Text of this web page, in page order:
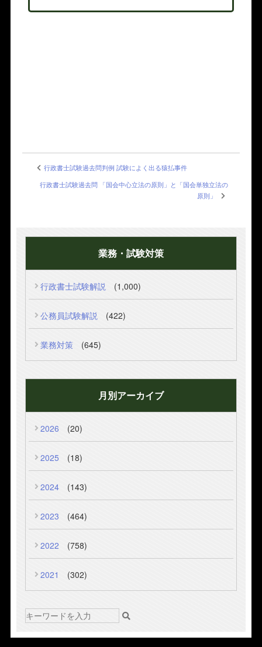
行政書士試験過去問判例 試験によく出る猿払事件
行政書士試験過去問 「国会中心立法の原則」と「国会単独立法の
原則」
業務・試験対策
行政書士試験解説 (1,000)
公務員試験解説 (422)
業務対策 (645)
月別アーカイブ
2026 (20)
2025 (18)
2024 (143)
2023 (464)
2022 (758)
2021 (302)